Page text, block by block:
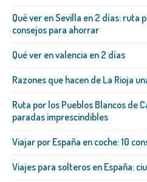
Qué ver en Sevilla en 2 días: ruta
consejos para ahorrar
Qué ver en valencia en 2 días
Razones que hacen de La Rioja
Ruta por los Pueblos Blancos de
paradas imprescindibles
Viajar por España en coche: 10
Viajes para solteros en España: